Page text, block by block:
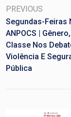
PREVIOUS
Segundas-Feiras
ANPOCS |
Classe Nos
Violência E
Pública